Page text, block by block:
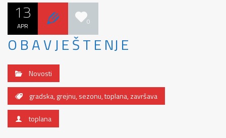
13
APR 0
O B A V J E Š T E NJ E
Novosti
gradska,grejnu,sezonu,toplana,završava
toplana